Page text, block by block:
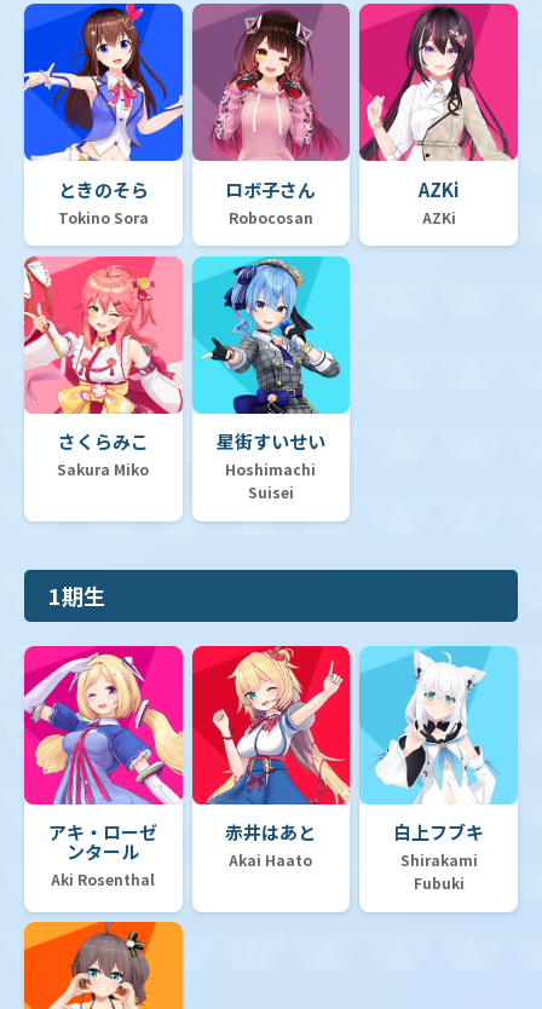
ときのそら
Tokino Sora
ロボ子さん
Robocosan
AZKi
AZKi
さくらみこ
Sakura Miko
星街すいせい
Hoshimachi
Suisei
1期生
アキ・ローゼ
ンタール
Aki Rosenthal
赤井はあと
Akai Haato
白上フブキ
Shirakami
Fubuki